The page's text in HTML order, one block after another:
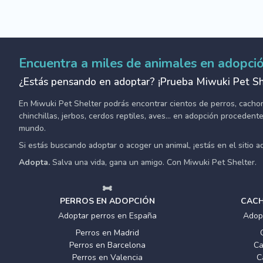
Encuentra a miles de animales en
¿Estás pensando en adoptar? ¡Prueba Miwuki Pet
En Miwuki Pet Shelter podrás encontrar cientos de perros,
chinchillas, jerbos, cerdos reptiles, aves... en adopción
mundo.
Si estás buscando adoptar o acoger un animal, ¡estás en el sitio
Adopta. Salva una vida, gana un amigo. Con Miwuki Pet Shelter.
PERROS EN ADOPCIÓN
Adoptar perros en España
Perros en Madrid
Perros en Barcelona
Perros en Valencia